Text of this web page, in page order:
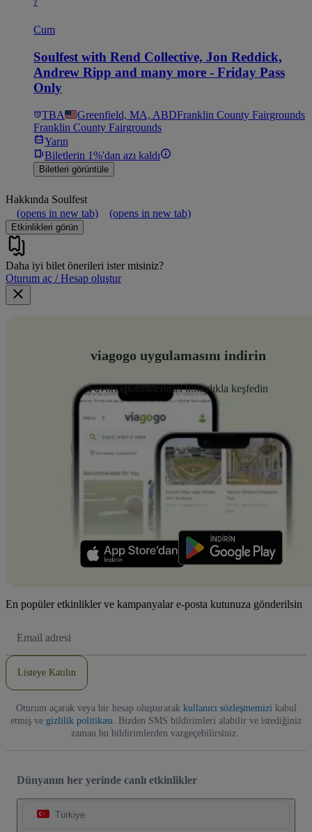
7
Cum
Soulfest with Rend Collective, Jon Reddick,
Andrew Ripp and many more - Friday Pass
Only
TBA Greenfield, MA, ABDFranklin County Fairgrounds
Franklin County Fairgrounds
Yarın
Biletlerin 1%'dan azı kaldı
Biletleri görüntüle
Hakkında Soulfest
(opens in new tab)
(opens in new tab)
Etkinlikleri görün
Daha iyi bilet önerileri ister misiniz?
Oturum aç / Hesap oluştur
viagogo uygulamasını indirin
Favori etkinliklerinizi kolaylıkla keşfedin
En popüler etkinlikler ve kampanyalar e-posta kutunuza gönderilsin
posta
Listeye Katılın
Oturum açarak veya bir hesap oluşturarak kullanıcı sözleşmemizi kabul
etmiş ve gizlilik politikası . Bizden SMS bildirimleri alabilir ve istediğiniz
zaman bu bildirimlerden vazgeçebilirsiniz.
Dünyanın her yerinde canlı etkinlikler
Türkiye